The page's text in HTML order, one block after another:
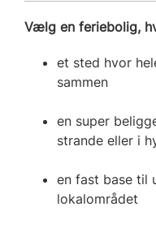
Vælg en feriebolig,
et sted hvor
sammen
en super
strande eller i
en fast base til
lokalområdet